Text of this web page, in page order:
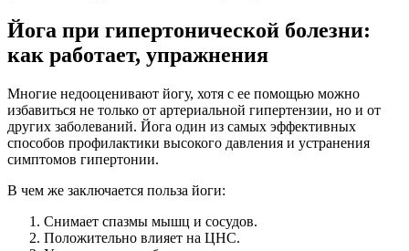
Йога при гипертонической болезни:
как работает, упражнения
Многие недооценивают йогу, хотя с ее помощью можно
избавиться не только от артериальной гипертензии, но и от
других заболеваний. Йога один из самых эффективных
способов профилактики высокого давления и устранения
симптомов гипертонии.
В чем же заключается польза йоги:
Снимает спазмы мышц и сосудов.
Положительно влияет на ЦНС.